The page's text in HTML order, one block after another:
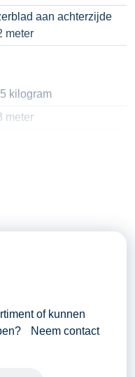
aan achterzijde
meter
kilogram
meter
of kunnen
Neem contact